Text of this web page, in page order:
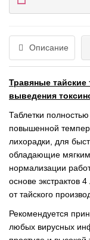
Описание
Травяные тайские
выведения
Таблетки
повышенной
лихорадки, для
обладающие
нормализации
основе экстрактов
от тайского
Рекомендуется
любых вирусных